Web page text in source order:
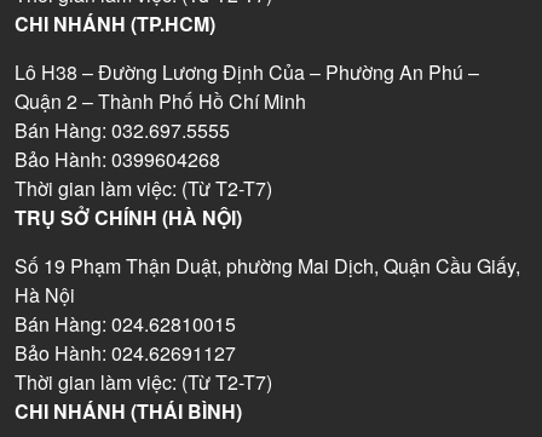
CHI NHÁNH (TP.HCM)
Lô H38 – Đường Lương Định Của – Phường An Phú –
Quận 2 – Thành Phố Hồ Chí Minh
Bán Hàng: 032.697.5555
Bảo Hành: 0399604268
Thời gian làm việc: (Từ T2-T7)
TRỤ SỞ CHÍNH (HÀ NỘI)
Số 19 Phạm Thận Duật, phường Mai Dịch, Quận Cầu Giấy,
Hà Nội
Bán Hàng: 024.62810015
Bảo Hành: 024.62691127
Thời gian làm việc: (Từ T2-T7)
CHI NHÁNH (THÁI BÌNH)